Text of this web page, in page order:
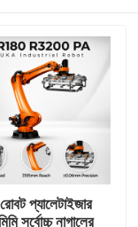
প্যালেটাইজার
সর্বোচ্চ নাগালের